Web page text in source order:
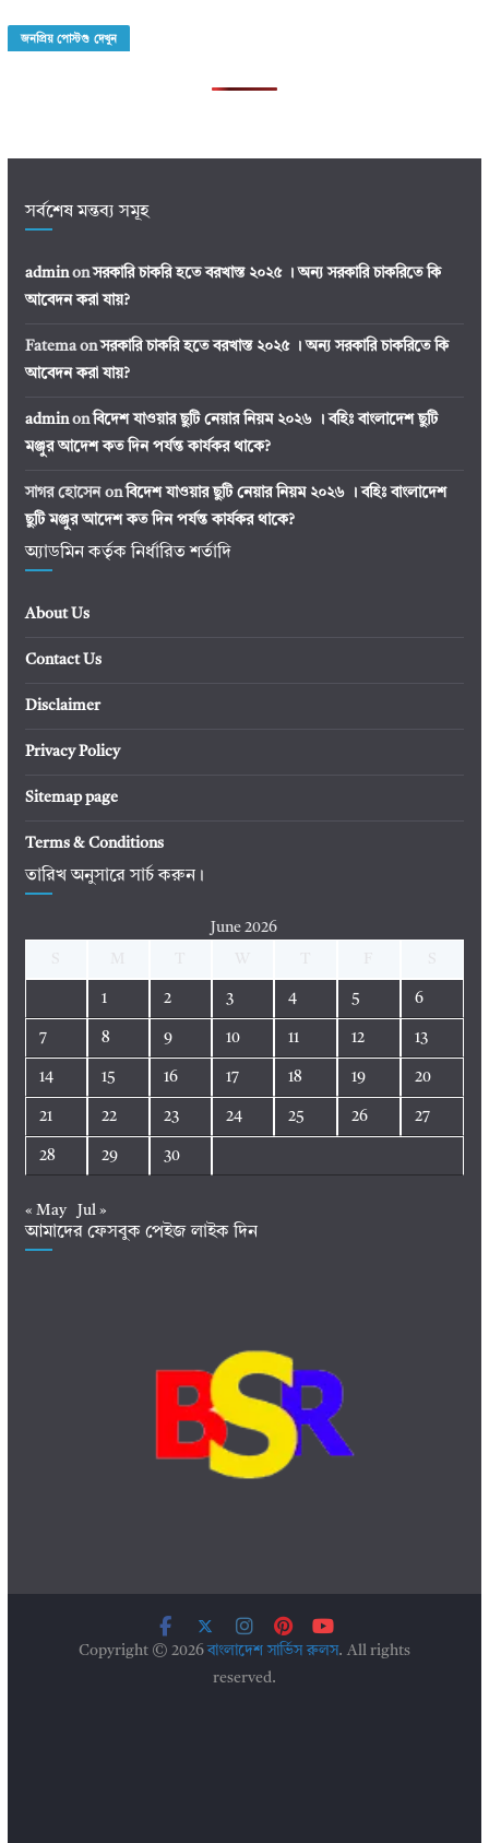
জনপ্রিয় পোস্টগু দেখুন
সর্বশেষ মন্তব্য সমূহ
adminonসরকারি চাকরি হতে বরখাস্ত ২০২৫ । অন্য সরকারি চাকরিতে কি
আবেদন করা যায়?
Fatemaonসরকারি চাকরি হতে বরখাস্ত ২০২৫ । অন্য সরকারি চাকরিতে কি
আবেদন করা যায়?
adminonবিদেশ যাওয়ার ছুটি নেয়ার নিয়ম ২০২৬ । বহিঃ বাংলাদেশ ছুটি
মঞ্জুর আদেশ কত দিন পর্যন্ত কার্যকর থাকে?
সাগর হোসেনonবিদেশ যাওয়ার ছুটি নেয়ার নিয়ম ২০২৬ । বহিঃ বাংলাদেশ
ছুটি মঞ্জুর আদেশ কত দিন পর্যন্ত কার্যকর থাকে?
অ্যাডমিন কর্তৃক নির্ধারিত শর্তাদি
About Us
Contact Us
Disclaimer
Privacy Policy
Sitemap page
Terms & Conditions
তারিখ অনুসারে সার্চ করুন।
June 2026
1 2 3 4 5 6
7 8 9 10 11 12 13
14 15 16 17 18 19 20
21 22 23 24 25 26 27
28 29 30
« May Jul »
আমাদের ফেসবুক পেইজ লাইক দিন
Copyright © 2026বাংলাদেশ সার্ভিস রুলস. All rights
reserved.